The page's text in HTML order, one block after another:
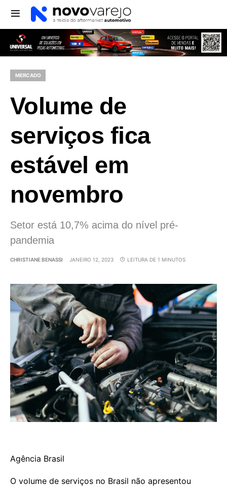
MERCADO
Volume de
serviços fica
estável em
novembro
Setor está 10,7% acima do nível pré-
pandemia
CHRISTIANE BENASSI JANEIRO 12, 2023 LEITURA DE 1 MINUTOS
Agência Brasil
O volume de serviços no Brasil não apresentou